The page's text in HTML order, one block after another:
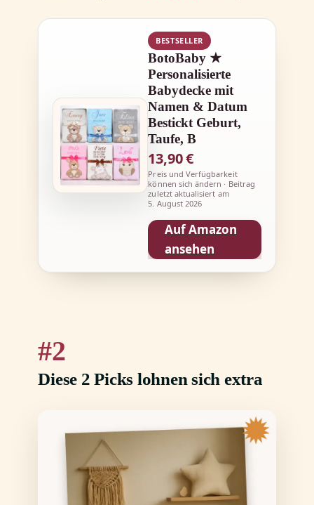
BESTSELLER
BotoBaby ★
Personalisierte
Babydecke mit
Namen & Datum
Bestickt Geburt,
Taufe, B
13,90 €
Preis und Verfügbarkeit
können sich ändern · Beitrag
zuletzt aktualisiert am
5. August 2026
Auf Amazon
ansehen
2
Diese 2 Picks lohnen sich extra